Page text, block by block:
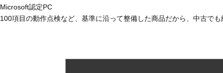
Microsoft認定PC
100項目の動作点検など、基準に沿って整備した商品だから、中古で